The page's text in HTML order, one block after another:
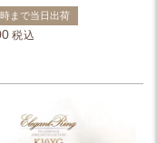
まで当日出荷
税込